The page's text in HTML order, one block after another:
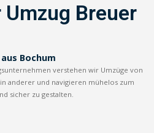
Breuer
Bochum
verstehen wir Umzüge von
anderer und navigieren mühelos zum
sicher zu gestalten.